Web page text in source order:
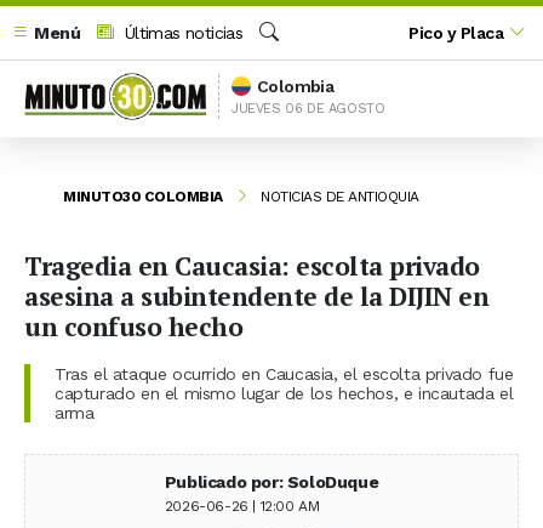
Menú
Últimas noticias
Buscar
Pico y Placa
Colombia
JUEVES 06 DE AGOSTO
MINUTO30 COLOMBIA NOTICIAS DE ANTIOQUIA
Tragedia en Caucasia: escolta privado
asesina a subintendente de la DIJIN en
un confuso hecho
Tras el ataque ocurrido en Caucasia, el escolta privado fue
capturado en el mismo lugar de los hechos, e incautada el
arma
Publicado por: SoloDuque
2026-06-26 | 12:00 AM